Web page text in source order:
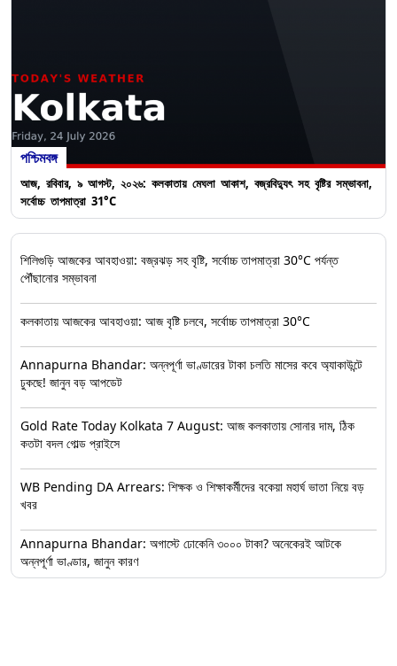
পশ্চিমবঙ্গ
আজ, রবিবার, ৯ আগস্ট, ২০২৬: কলকাতায় মেঘলা আকাশ, বজ্রবিদ্যুৎ সহ বৃষ্টির সম্ভাবনা,
সর্বোচ্চ তাপমাত্রা 31°C
শিলিগুড়ি আজকের আবহাওয়া: বজ্রঝড় সহ বৃষ্টি, সর্বোচ্চ তাপমাত্রা 30°C পর্যন্ত
পৌঁছানোর সম্ভাবনা
কলকাতায় আজকের আবহাওয়া: আজ বৃষ্টি চলবে, সর্বোচ্চ তাপমাত্রা 30°C
Annapurna Bhandar: অন্নপূর্ণা ভাণ্ডারের টাকা চলতি মাসের কবে অ্যাকাউন্টে
ঢুকছে! জানুন বড় আপডেট
Gold Rate Today Kolkata 7 August: আজ কলকাতায় সোনার দাম, ঠিক
কতটা বদল গোল্ড প্রাইসে
WB Pending DA Arrears: শিক্ষক ও শিক্ষাকর্মীদের বকেয়া মহার্ঘ ভাতা নিয়ে বড়
খবর
Annapurna Bhandar: অগাস্টে ঢোকেনি ৩০০০ টাকা? অনেকেরই আটকে
অন্নপূর্ণা ভাণ্ডার, জানুন কারণ